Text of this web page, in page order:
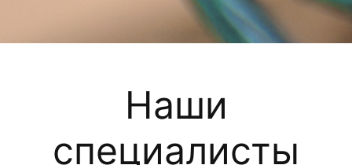
Наши
специалисты